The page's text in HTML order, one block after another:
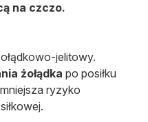
na czczo.
jelitowy.
żołądka po posiłku
ryzyko